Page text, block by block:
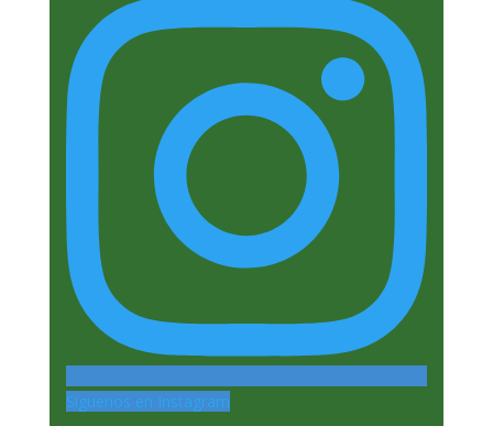
Siguenos en Instagram